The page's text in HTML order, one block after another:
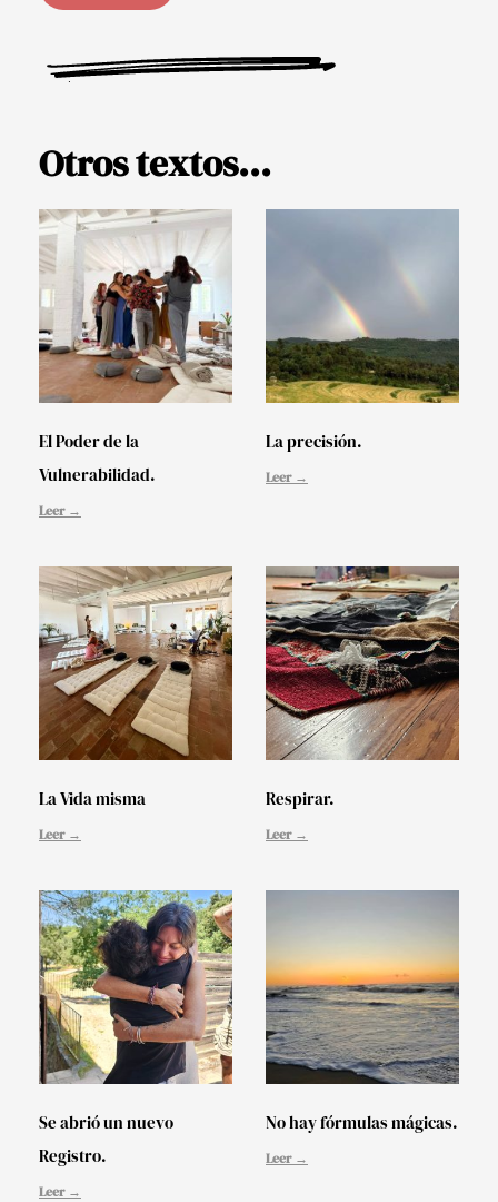
Otros textos...
El Poder de la
Vulnerabilidad.
Leer →
La precisión.
Leer →
La Vida misma
Leer →
Respirar.
Leer →
Se abrió un nuevo
Registro.
Leer →
No hay fórmulas mágicas.
Leer →